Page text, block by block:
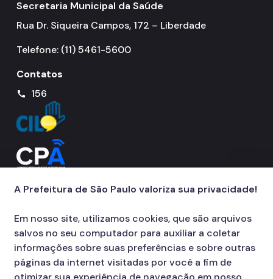
Manuais de Identidade Visual
Notícias
Ouvidoria
Proteção de Dados e Privacidade
SAMU 192
Tecnologia da Informação e Comunicação
Vigilância em Saúde
Secretaria Municipal da Saúde
Rua Dr. Siqueira Campos, 172 – Liberdade
Telefone: (11) 5461-5600
Contatos
call 156
A Prefeitura de São Paulo valoriza sua privacidade!
Em nosso site, utilizamos cookies, que são arquivos
salvos no seu computador para auxiliar a coletar
informações sobre suas preferências e sobre outras
páginas da internet visitadas por você a fim de